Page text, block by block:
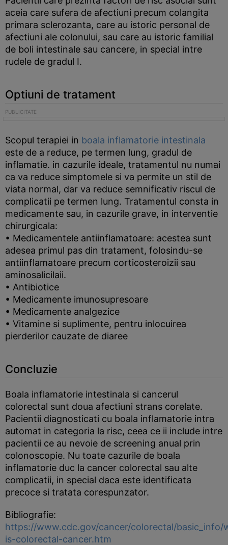
aceia care sufera de afectiuni precum colangita
primara sclerozanta, care au istoric personal de
afectiuni ale colonului, sau care au istoric familial
de boli intestinale sau cancere, in special intre
rudele de gradul I.
Optiuni de tratament
Scopul terapiei in boala inflamatorie intestinala
este de a reduce, pe termen lung, gradul de
inflamatie. in cazurile ideale, tratamentul nu numai
ca va reduce simptomele si va permite un stil de
viata normal, dar va reduce semnificativ riscul de
complicatii pe termen lung. Tratamentul consta in
medicamente sau, in cazurile grave, in interventie
chirurgicala:
• Medicamentele antiinflamatoare: acestea sunt
adesea primul pas din tratament, folosindu-se
antiinflamatoare precum corticosteroizii sau
aminosalicilaii.
• Antibiotice
• Medicamente imunosupresoare
• Medicamente analgezice
• Vitamine si suplimente, pentru inlocuirea
pierderilor cauzate de diaree
Concluzie
Boala inflamatorie intestinala si cancerul
colorectal sunt doua afectiuni strans corelate.
Pacientii diagnosticati cu boala inflamatorie intra
automat in categoria la risc, ceea ce ii include intre
pacientii ce au nevoie de screening anual prin
colonoscopie. Nu toate cazurile de boala
inflamatorie duc la cancer colorectal sau alte
complicatii, in special daca este identificata
precoce si tratata corespunzator.
Bibliografie:
https://www.cdc.gov/cancer/colorectal/basic_info/
is-colorectal-cancer.htm